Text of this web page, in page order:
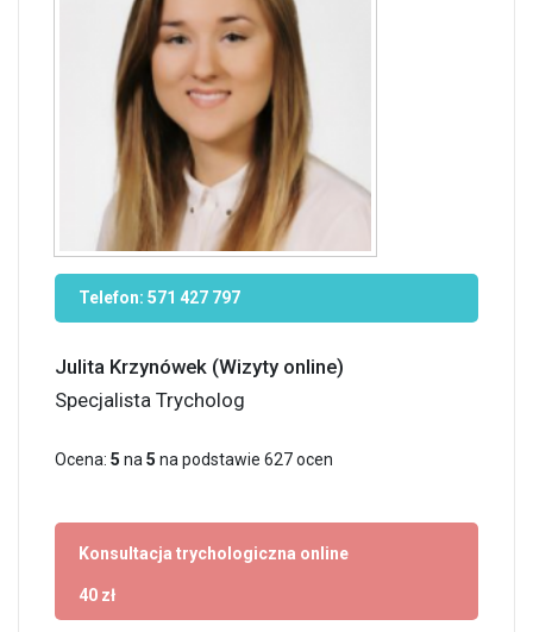
Telefon: 571 427 797
Julita Krzynówek (Wizyty online)
Specjalista Trycholog
Ocena: 5 na5 na podstawie 627ocen
Konsultacja trychologiczna online
40 zł